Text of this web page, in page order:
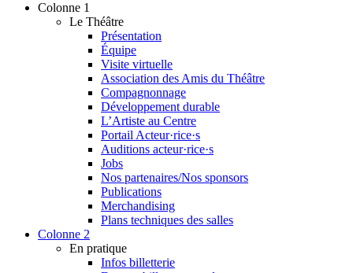
Colonne 1
Le Théâtre
Présentation
Équipe
Visite virtuelle
Association des Amis du Théâtre
Compagnonnage
Développement durable
L’Artiste au Centre
Portail Acteur·rice·s
Auditions acteur·rice·s
Jobs
Nos partenaires/Nos sponsors
Publications
Merchandising
Plans techniques des salles
Colonne 2
En pratique
Infos billetterie